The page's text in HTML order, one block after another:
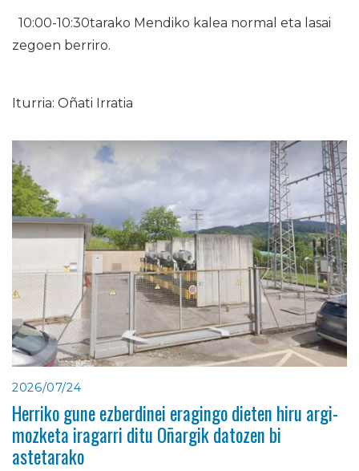
10:00-10:30tarako Mendiko kalea normal eta lasai
zegoen berriro.
Iturria: Oñati Irratia
2026/07/24
Herriko gune ezberdinei eragingo dieten hiru argi-
mozketa iragarri ditu Oñargik datozen bi
astetarako